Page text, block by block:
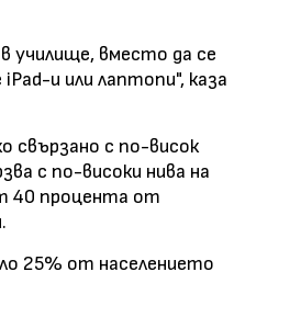
училище, вместо да се
и или лаптопи", каза
свързано с по-висок
с по-високи нива на
40 процента от
25% от населението